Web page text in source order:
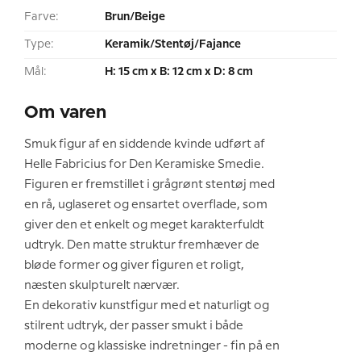
Farve: Brun/Beige
Type: Keramik/Stentøj/Fajance
Mål: H: 15 cm x B: 12 cm x D: 8 cm
Om varen
Smuk figur af en siddende kvinde udført af
Helle Fabricius for Den Keramiske Smedie.
Figuren er fremstillet i grågrønt stentøj med
en rå, uglaseret og ensartet overflade, som
giver den et enkelt og meget karakterfuldt
udtryk. Den matte struktur fremhæver de
bløde former og giver figuren et roligt,
næsten skulpturelt nærvær.
En dekorativ kunstfigur med et naturligt og
stilrent udtryk, der passer smukt i både
moderne og klassiske indretninger - fin på en